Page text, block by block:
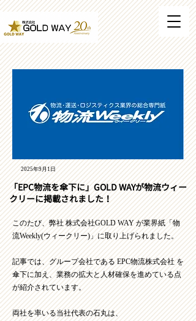
2025年9月1日
「EPC物流を傘下に」GOLD WAYが物流ウィー
クリーに掲載されました！
このたび、弊社 株式会社GOLD WAY が業界紙「物
流Weekly(ウィークリー)」に取り上げられました。
記事では、グループ会社である EPC物流株式会社 を
傘下に加え、業務の拡大と人材確保を進めている点
が紹介されています。
両社を率いる当社代表の石丸は、